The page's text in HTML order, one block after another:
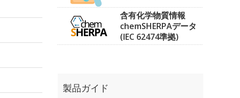
含有化学物質情報
chemSHERPAデータ
(IEC 62474準拠)
製品ガイド